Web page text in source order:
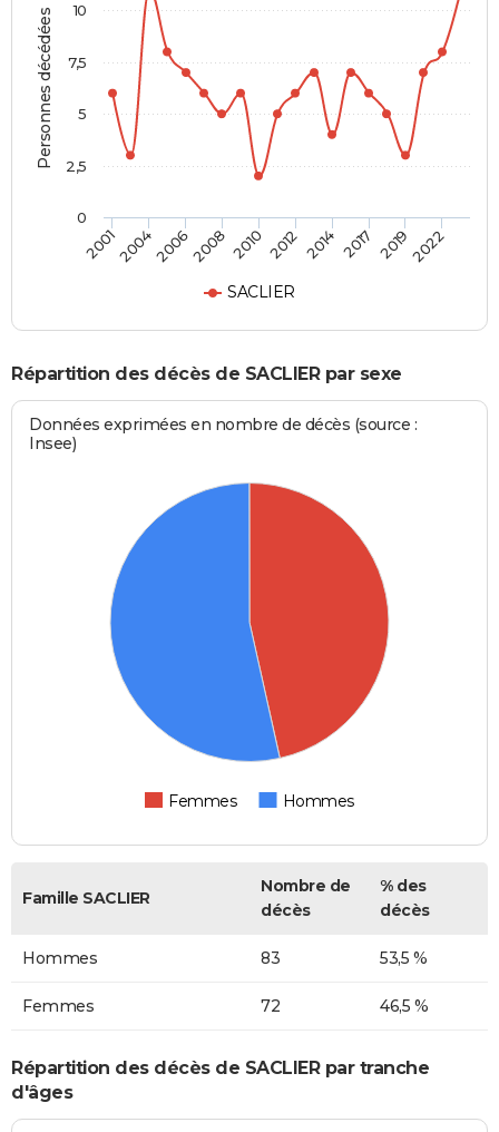
Personnes décédées
SACLIER
2001200420062008 2010 2012 2014 2017 20192022
0
2,5
5
7,5
10
Répartition des décès de SACLIER par sexe
Données exprimées en nombre de décès (source :
Insee)
Femmes Hommes
Famille SACLIER
Nombre de
décès
% des
décès
Hommes 83 53,5 %
Femmes 72 46,5 %
Répartition des décès de SACLIER par tranche
d'âges